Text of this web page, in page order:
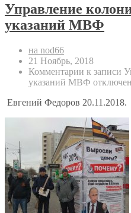
Управление
указаний МВФ
на nod66
21 Ноябрь, 2018
Комментарии к записи
указаний МВФ
Евгений Федоров 20.11.2018.